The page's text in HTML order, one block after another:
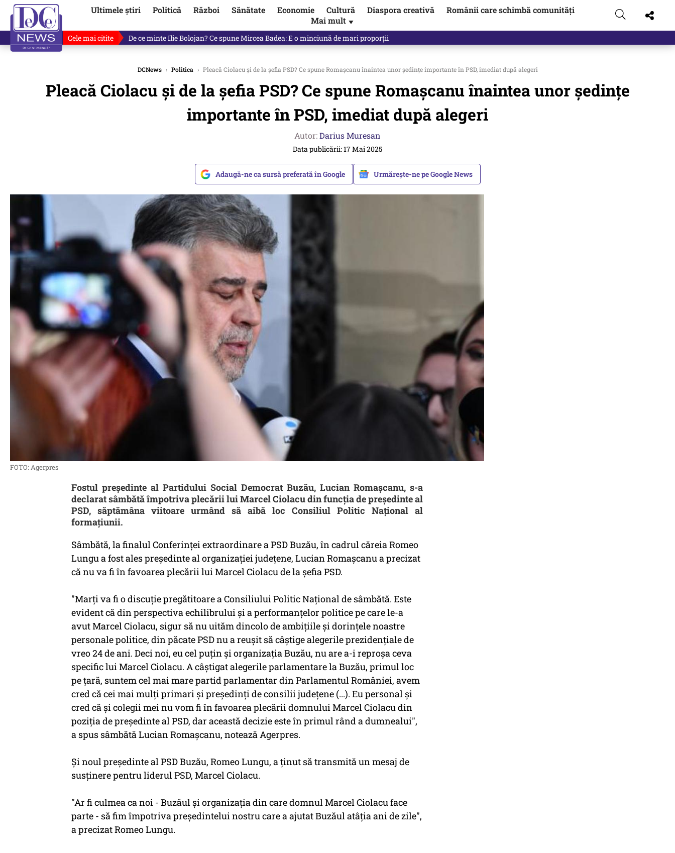
Ultimele știri Politică Război Sănătate Economie Cultură Diaspora creativă
Românii care schimbă comunități
Mai mult ▼
Cele mai citite Cu luni înainte de anunțul lui Ponta, Chirieac anticipa totul. Cine este acum în pericol / VIDEO
DCNews › Politica › Pleacă Ciolacu și de la șefia PSD? Ce spune Romașcanu înaintea unor ședințe importante în PSD, imediat după alegeri
Pleacă Ciolacu și de la șefia PSD? Ce spune Romașcanu înaintea unor ședințe
importante în PSD, imediat după alegeri
Autor:Darius Muresan
Data publicării: 17 Mai 2025
Adaugă-ne ca sursă preferată în Google Urmărește-ne pe Google News
FOTO: Agerpres
Fostul preşedinte al Partidului Social Democrat Buzău, Lucian Romaşcanu, s-a
declarat sâmbătă împotriva plecării lui Marcel Ciolacu din funcţia de preşedinte al
PSD, săptămâna viitoare urmând să aibă loc Consiliul Politic Naţional al
formaţiunii.
Sâmbătă, la finalul Conferinţei extraordinare a PSD Buzău, în cadrul căreia Romeo
Lungu a fost ales preşedinte al organizaţiei judeţene, Lucian Romaşcanu a precizat
că nu va fi în favoarea plecării lui Marcel Ciolacu de la şefia PSD.
"Marţi va fi o discuţie pregătitoare a Consiliului Politic Naţional de sâmbătă. Este
evident că din perspectiva echilibrului şi a performanţelor politice pe care le-a
avut Marcel Ciolacu, sigur să nu uităm dincolo de ambiţiile şi dorinţele noastre
personale politice, din păcate PSD nu a reuşit să câştige alegerile prezidenţiale de
vreo 24 de ani. Deci noi, eu cel puţin şi organizaţia Buzău, nu are a-i reproşa ceva
specific lui Marcel Ciolacu. A câştigat alegerile parlamentare la Buzău, primul loc
pe ţară, suntem cel mai mare partid parlamentar din Parlamentul României, avem
cred că cei mai mulţi primari şi preşedinţi de consilii judeţene (...). Eu personal şi
cred că şi colegii mei nu vom fi în favoarea plecării domnului Marcel Ciolacu din
poziţia de preşedinte al PSD, dar această decizie este în primul rând a dumnealui",
a spus sâmbătă Lucian Romaşcanu, notează Agerpres.
Şi noul preşedinte al PSD Buzău, Romeo Lungu, a ţinut să transmită un mesaj de
susţinere pentru liderul PSD, Marcel Ciolacu.
"Ar fi culmea ca noi - Buzăul şi organizaţia din care domnul Marcel Ciolacu face
parte - să fim împotriva preşedintelui nostru care a ajutat Buzăul atâţia ani de zile",
a precizat Romeo Lungu.